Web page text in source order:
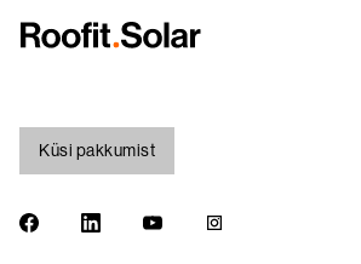
Küsi pakkumist